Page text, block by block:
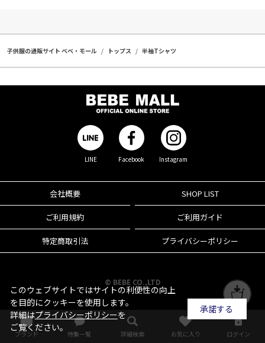
子供服の通販サイト ベベ・モール トップス 半袖Tシャツ
LINE Facebook Instagram
会社概要 SHOP LIST
ご利用規約 ご利用ガイド
特定商取引法 プライバシーポリシー
© BEBE CO.,LTD
ブランド 特集一覧 詳細検索 お気に入り ログイン
このウェブサイトではサイトの利便性の向上
を目的にクッキーを使用します。
詳細はプライバシーポリシーを
ご覧ください。
承諾する